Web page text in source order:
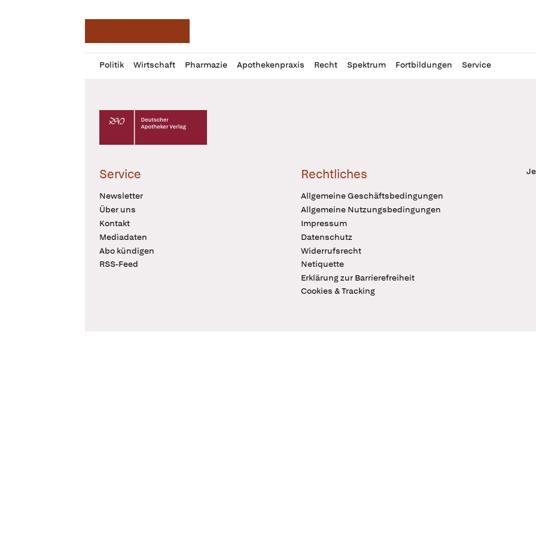
Politik Wirtschaft Pharmazie Apothekenpraxis Recht Spektrum Fortbildungen Service
Profil
öffnen
Daz
Pur
Deutscher Apotheker Verlag Logo
Service
Newsletter
Über uns
Kontakt
Mediadaten
Abo kündigen
RSS-Feed
Rechtliches
Allgemeine Geschäftsbedingungen
Allgemeine Nutzungsbedingungen
Impressum
Datenschutz
Widerrufsrecht
Netiquette
Erklärung zur Barrierefreiheit
Cookies & Tracking